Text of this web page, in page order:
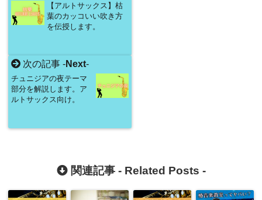
【アルトサックス】枯
葉のカッコいい吹き方
を伝授します。
次の記事 -Next-
チュニジアの夜テーマ
部分を解説します。ア
ルトサックス向け。
関連記事 - Related Posts -